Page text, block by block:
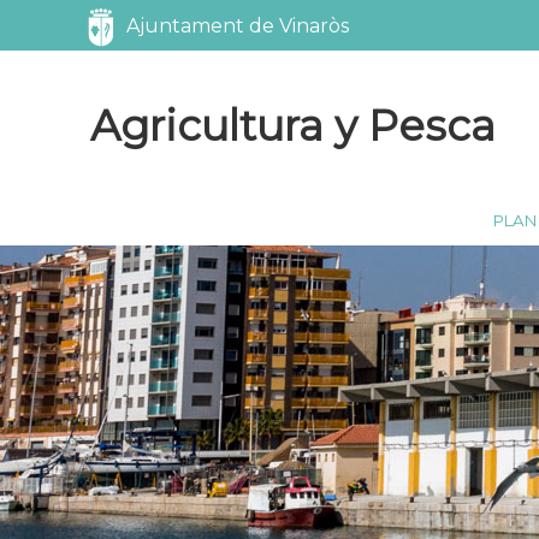
Ajuntament de Vinaròs
Agricultura y Pesca